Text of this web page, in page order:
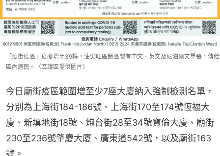
「疫街疫區」疫廈增至39幢，油尖旺區議區製有中文、英文及尼泊爾文單張，傳給
區內居民。（區議區提供圖片）
今日廟街疫區範圍增至少7座大廈納入強制檢測名單，
分別為上海街184-186號、上海街170至174號恆福大
廈、新填地街18號、炮台街28至34號寶倫大廈、廟街
230至236號肇慶大廈、廣東道542號，以及廟街163
號。